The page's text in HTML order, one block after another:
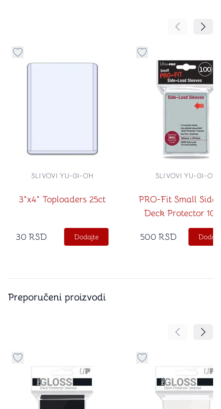
Pomeranje
Dugme za dodavanje stvari u kategoriju omiljeno
3"x4" Toploaders 25ct
SLIVOVI YU-GI-OH
30 RSD Dodajte
Dugme za dodavanje
PRO-Fit Small
Deck Protector
SLIVOVI YU-GI-OH
500 RSD
Preporučeni proizvodi
Pomeranje
Dugme za dodavanje stvari u kategoriju omiljeno
Dugme za dodavanje